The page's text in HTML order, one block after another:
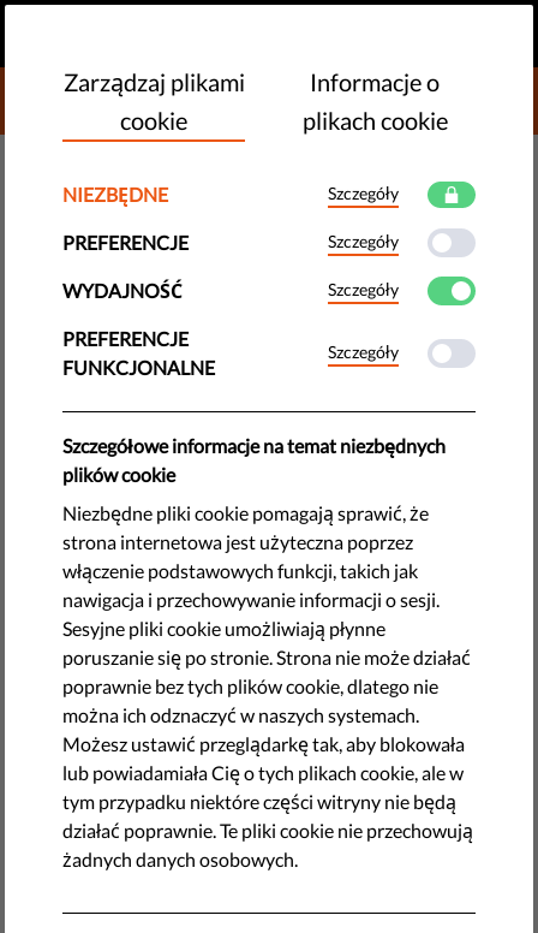
DONATE TO LIBERTIES
Polska ogranicza dostęp do
pigułki “dzień po”
Polska przyjęła nowelizację ustawy, która ogranicza dostęp
do antykoncepcji awaryjnej i będzie miała "katastrofalne
skutki dla ofiar gwałtu" - ostrzegają grupy działające na
rzecz praw człowieka. Prezydent zatwierdził...
by Polish Helsinki Foundation for Human Rights
Polska przyjęła nowelizację ustawy, która ogranicza
dostęp do antykoncepcji awaryjnej i będzie miała
"katastrofalne skutki dla ofiar gwałtu" - ostrzegają grupy
działające na rzecz praw człowieka. Prezydent zatwierdził
ustawę, która przewiduje, że tabletka “dzień po” będzie
dostępna jedynie na receptę. Projekt ustawy szybko
przeszedł przez parlamenti wejdzie w życie w przyszłym
miesiącu. Organizacja Amnesty International powiedziała,
że jest to kolejny atak na prawa kobiet i wyraziła
zaniepokojenie, że zmiana będzie miała największy wpływ
na nastolatki i kobiety żyjące na obszarach wiejskich.
Zarządzaj plikami
cookie
Informacje o
plikach cookie
NIEZBĘDNE Szczegóły
PREFERENCJE Szczegóły
WYDAJNOŚĆ Szczegóły
PREFERENCJE
FUNKCJONALNE
Szczegóły
Szczegółowe informacje na temat niezbędnych
plików cookie
Niezbędne pliki cookie pomagają sprawić, że
strona internetowa jest użyteczna poprzez
włączenie podstawowych funkcji, takich jak
nawigacja i przechowywanie informacji o sesji.
Sesyjne pliki cookie umożliwiają płynne
poruszanie się po stronie. Strona nie może działać
poprawnie bez tych plików cookie, dlatego nie
można ich odznaczyć w naszych systemach.
Możesz ustawić przeglądarkę tak, aby blokowała
lub powiadamiała Cię o tych plikach cookie, ale w
tym przypadku niektóre części witryny nie będą
działać poprawnie. Te pliki cookie nie przechowują
żadnych danych osobowych.